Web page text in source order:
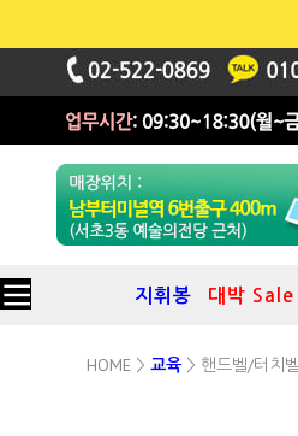
지휘봉 대박 Sale
HOME > 교육 > 핸드벨/터치벨